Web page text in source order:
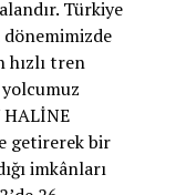
Türkiye
hızlı tren
HALİNE
getirerek bir
imkânları